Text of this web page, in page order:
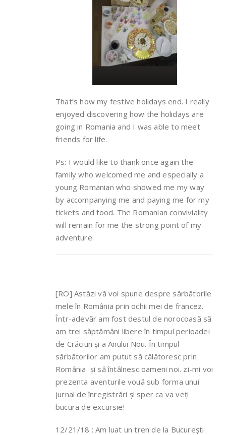
That’s how my festive holidays end. I really
enjoyed discovering how the holidays are
going in Romania and I was able to meet
friends for life.
Ps: I would like to thank once again the
family who welcomed me and especially a
young Romanian who showed me my way
by accompanying me and paying me for my
tickets and food. The Romanian conviviality
will remain for me the strong point of my
adventure.
[RO] Astăzi vă voi spune despre sărbătorile
mele în România prin ochii mei de francez.
Într-adevăr am fost destul de norocoasă să
am trei săptămâni libere în timpul perioadei
de Crăciun și a Anului Nou. În timpul
sărbătorilor am putut să călătoresc prin
România și să întâlnesc oameni noi. zi-mi voi
prezenta aventurile vouă sub forma unui
jurnal de înregistrări și sper ca va veți
bucura de excursie!
12/21/18 : Am luat un tren de la București